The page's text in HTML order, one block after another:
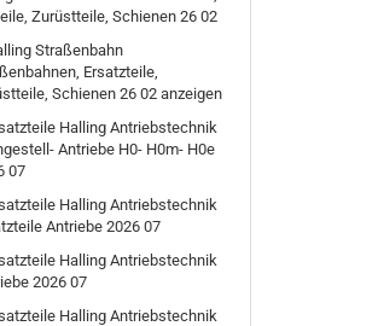
Zurüstteile, Schienen 26 02
Straßenbahn
Ersatzteile,
Schienen 26 02 anzeigen
Halling Antriebstechnik
Antriebe H0- H0m- H0e
07
Halling Antriebstechnik
Antriebe 2026 07
Halling Antriebstechnik
2026 07
Halling Antriebstechnik